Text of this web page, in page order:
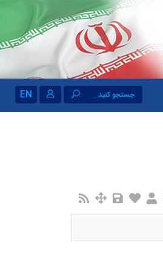
EN جستجو کنید...